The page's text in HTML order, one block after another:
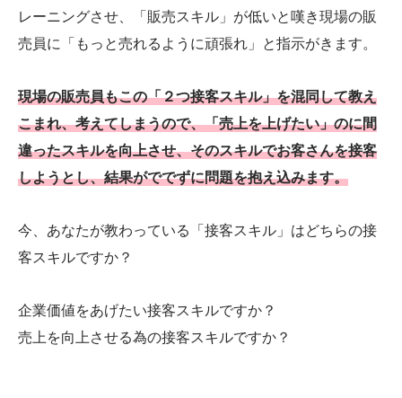
レーニングさせ、「販売スキル」が低いと嘆き現場の販
売員に「もっと売れるように頑張れ」と指示がきます。
現場の販売員もこの「２つ接客スキル」を混同して教え
こまれ、考えてしまうので、「売上を上げたい」のに間
違ったスキルを向上させ、そのスキルでお客さんを接客
しようとし、結果がででずに問題を抱え込みます。
今、あなたが教わっている「接客スキル」はどちらの接
客スキルですか？
企業価値をあげたい接客スキルですか？
売上を向上させる為の接客スキルですか？